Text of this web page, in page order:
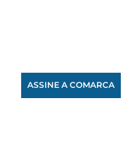
ASSINE A COMARCA